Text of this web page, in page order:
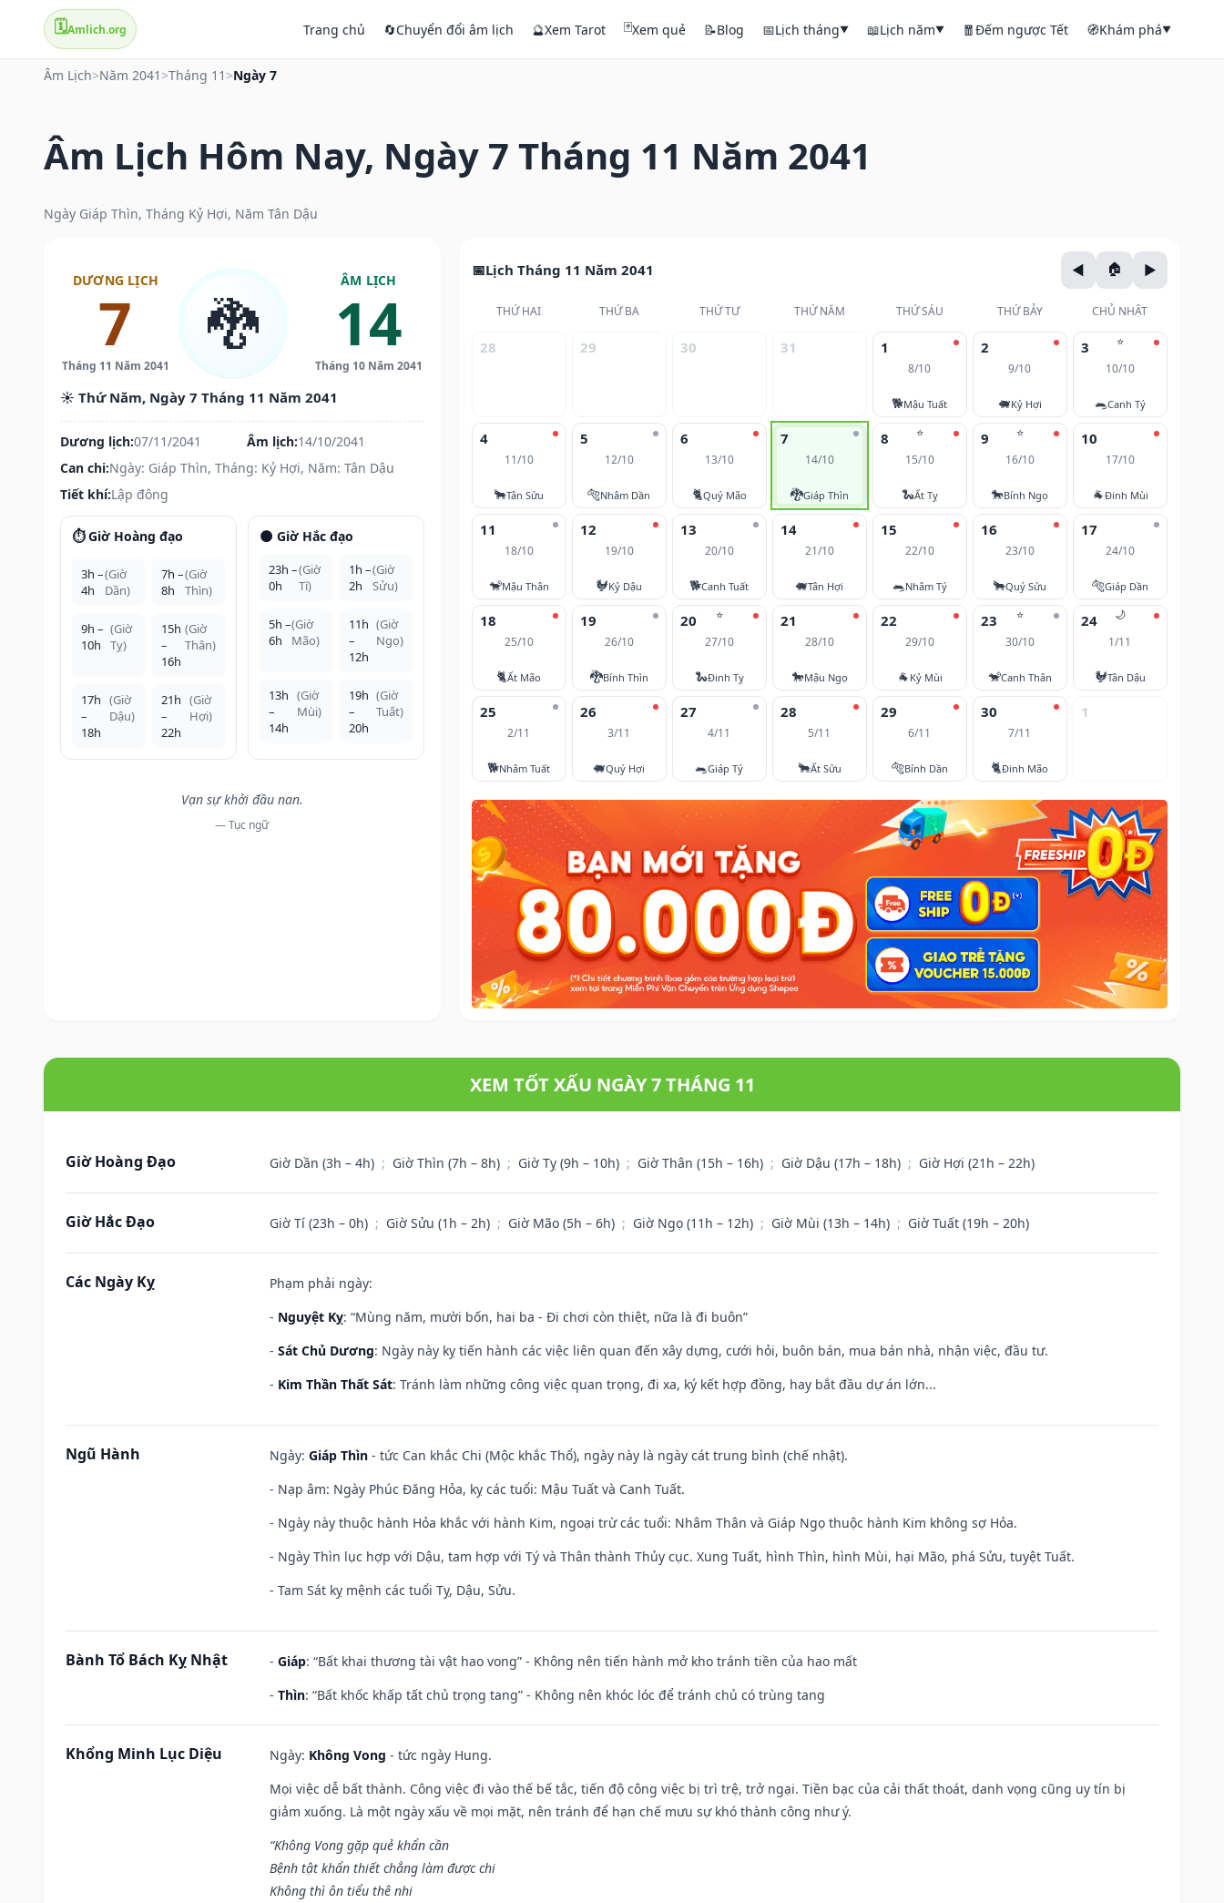
🗓️Amlich.org Trang chủ 🔄Chuyển đổi âm lịch 🔮Xem Tarot 🃏Xem quẻ 📝Blog 📅Lịch tháng▼ 📖Lịch năm▼ 🧧Đếm ngược Tết 🧭Khám phá▼
Âm Lịch>Năm 2041 >Tháng 11 >Ngày 7
Âm Lịch Hôm Nay, Ngày 7 Tháng 11 Năm 2041
Ngày Giáp Thìn, Tháng Kỷ Hợi, Năm Tân Dậu
DƯƠNG LỊCH
7
Tháng 11 Năm 2041
🐉
ÂM LỊCH
14
Tháng 10 Năm 2041
☀️ Thứ Năm, Ngày 7 Tháng 11 Năm 2041
Dương lịch:07/11/2041 Âm lịch:14/10/2041
Can chi:Ngày: Giáp Thìn, Tháng: Kỷ Hợi, Năm: Tân Dậu
Tiết khí:Lập đông
⏱️ Giờ Hoàng đạo
3h –
4h
(Giờ
Dần)
7h –
8h
(Giờ
Thìn)
9h –
10h
(Giờ
Tỵ)
15h
–
16h
(Giờ
Thân)
17h
–
18h
(Giờ
Dậu)
21h
–
22h
(Giờ
Hợi)
🌑 Giờ Hắc đạo
23h –
0h
(Giờ
Tí)
1h –
2h
(Giờ
Sửu)
5h –
6h
(Giờ
Mão)
11h
–
12h
(Giờ
Ngọ)
13h
–
14h
(Giờ
Mùi)
19h
–
20h
(Giờ
Tuất)
Vạn sự khởi đầu nan.
— Tục ngữ
Lịch Tháng 11 Năm 2041
THỨ HAI THỨ BA THỨ TƯ THỨ NĂM THỨ SÁU THỨ BẢY CHỦ NHẬT
28 29 30 31 1
8/10
🐕Mậu Tuất
2
9/10
🐖Kỷ Hợi
⭐
3
10/10
🐀Canh Tý
4
11/10
🐂Tân Sửu
5
12/10
🐅Nhâm Dần
6
13/10
🐈Quý Mão
7
14/10
🐉Giáp Thìn
⭐
8
15/10
🐍Ất Tỵ
⭐
9
16/10
🐎Bính Ngọ
10
17/10
🐐Đinh Mùi
11
18/10
🐒Mậu Thân
12
19/10
🐓Kỷ Dậu
13
20/10
🐕Canh Tuất
14
21/10
🐖Tân Hợi
15
22/10
🐀Nhâm Tý
16
23/10
🐂Quý Sửu
17
24/10
🐅Giáp Dần
18
25/10
🐈Ất Mão
19
26/10
🐉Bính Thìn
⭐
20
27/10
🐍Đinh Tỵ
21
28/10
🐎Mậu Ngọ
22
29/10
🐐 Kỷ Mùi
⭐
23
30/10
🐒Canh Thân
🌙
24
1/11
🐓Tân Dậu
25
2/11
🐕Nhâm Tuất
26
3/11
🐖Quý Hợi
27
4/11
🐀Giáp Tý
28
5/11
🐂Ất Sửu
29
6/11
🐅Bính Dần
30
7/11
🐈Đinh Mão
1
XEM TỐT XẤU NGÀY 7 THÁNG 11
Giờ Hoàng Đạo Giờ Dần (3h – 4h) ; Giờ Thìn (7h – 8h) ; Giờ Tỵ (9h – 10h) ; Giờ Thân (15h – 16h) ; Giờ Dậu (17h – 18h) ; Giờ Hợi (21h – 22h)
Giờ Hắc Đạo Giờ Tí (23h – 0h) ; Giờ Sửu (1h – 2h) ; Giờ Mão (5h – 6h) ; Giờ Ngọ (11h – 12h) ; Giờ Mùi (13h – 14h) ; Giờ Tuất (19h – 20h)
Các Ngày Kỵ
Phạm phải ngày:
- Nguyệt Kỵ: “Mùng năm, mười bốn, hai ba - Đi chơi còn thiệt, nữa là đi buôn”
- Sát Chủ Dương: Ngày này kỵ tiến hành các việc liên quan đến xây dựng, cưới hỏi, buôn bán, mua bán nhà, nhận việc, đầu tư.
- Kim Thần Thất Sát: Tránh làm những công việc quan trọng, đi xa, ký kết hợp đồng, hay bắt đầu dự án lớn...
Ngũ Hành Ngày: Giáp Thìn - tức Can khắc Chi (Mộc khắc Thổ), ngày này là ngày cát trung bình (chế nhật).
- Nạp âm: Ngày Phúc Đăng Hỏa, kỵ các tuổi: Mậu Tuất và Canh Tuất.
- Ngày này thuộc hành Hỏa khắc với hành Kim, ngoại trừ các tuổi: Nhâm Thân và Giáp Ngọ thuộc hành Kim không sợ Hỏa.
- Ngày Thìn lục hợp với Dậu, tam hợp với Tý và Thân thành Thủy cục. Xung Tuất, hình Thìn, hình Mùi, hại Mão, phá Sửu, tuyệt Tuất.
- Tam Sát kỵ mệnh các tuổi Tỵ, Dậu, Sửu.
Bành Tổ Bách Kỵ Nhật - Giáp: “Bất khai thương tài vật hao vong” - Không nên tiến hành mở kho tránh tiền của hao mất
- Thìn: “Bất khốc khấp tất chủ trọng tang” - Không nên khóc lóc để tránh chủ có trùng tang
Khổng Minh Lục Diệu Ngày: Không Vong - tức ngày Hung.
Mọi việc dễ bất thành. Công việc đi vào thế bế tắc, tiến độ công việc bị trì trệ, trở ngại. Tiền bạc của cải thất thoát, danh vọng cũng uy tín bị
giảm xuống. Là một ngày xấu về mọi mặt, nên tránh để hạn chế mưu sự khó thành công như ý.
“Không Vong gặp quẻ khẩn cần
Bệnh tật khẩn thiết chẳng làm được chi
Không thì ôn tiểu thê nhi